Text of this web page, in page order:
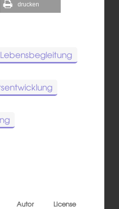
drucken
Lebensbegleitung
Autor
License